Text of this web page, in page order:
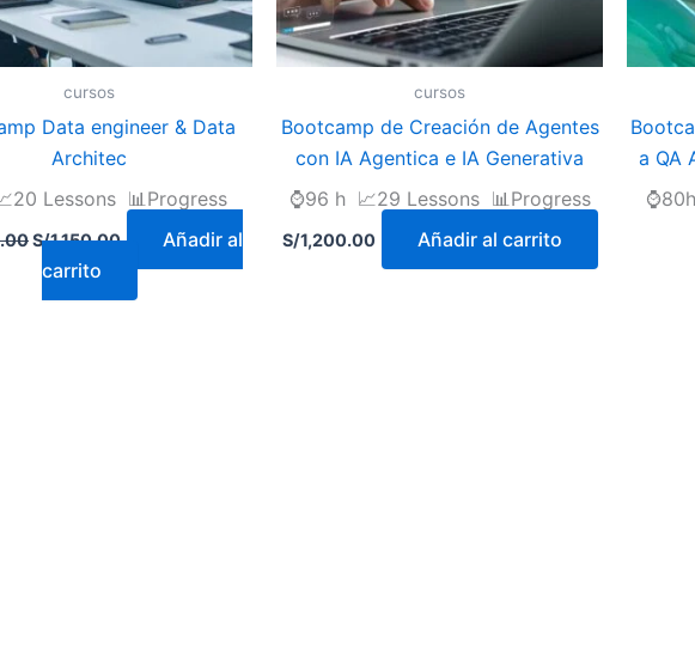
cursos
Data engineer & Data
Architec
Lessons 📊Progress
S/1,150.00
Añadir al
carrito
cursos
Bootcamp de Creación de Agentes
con IA Agentica e IA Generativa
⌚96 h 📈29 Lessons 📊Progress
S/1,200.00 Añadir al carrito
a QA